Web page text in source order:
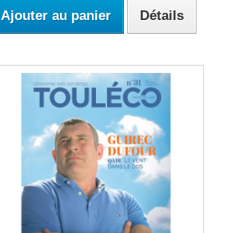
Ajouter au panier Détails